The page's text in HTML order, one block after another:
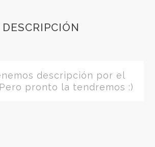
DESCRIPCIÓN
descripción por el
pronto la tendremos :)